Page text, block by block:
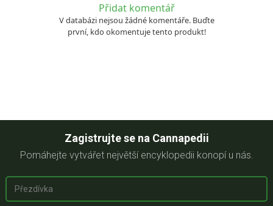
Přidat komentář
V databázi nejsou žádné komentáře. Buďte
první, kdo okomentuje tento produkt!
Zagistrujte se na Cannapedii
Pomáhejte vytvářet největší encyklopedii konopí u nás.